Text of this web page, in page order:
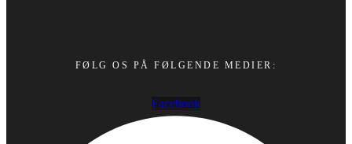
FØLG OS PÅ FØLGENDE MEDIER:
Facebook